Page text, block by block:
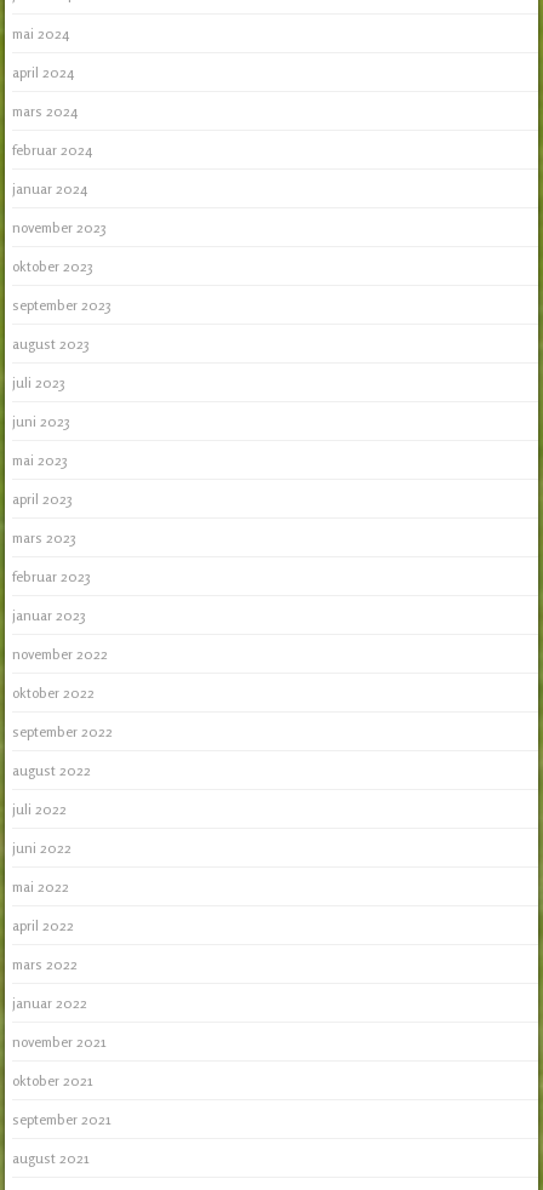
mai 2024
april 2024
mars 2024
februar 2024
januar 2024
november 2023
oktober 2023
september 2023
august 2023
juli 2023
juni 2023
mai 2023
april 2023
mars 2023
februar 2023
januar 2023
november 2022
oktober 2022
september 2022
august 2022
juli 2022
juni 2022
mai 2022
april 2022
mars 2022
januar 2022
november 2021
oktober 2021
september 2021
august 2021